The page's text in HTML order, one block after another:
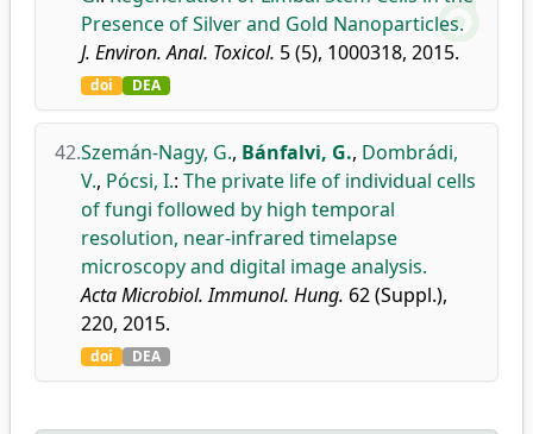
Presence of Silver and Gold Nanoparticles.
J. Environ. Anal. Toxicol. 5 (5), 1000318, 2015.
doi DEA
42.Szemán-Nagy, G., Bánfalvi, G., Dombrádi,
V., Pócsi, I.: The private life of individual cells
of fungi followed by high temporal
resolution, near-infrared timelapse
microscopy and digital image analysis.
Acta Microbiol. Immunol. Hung. 62 (Suppl.),
220, 2015.
doi DEA